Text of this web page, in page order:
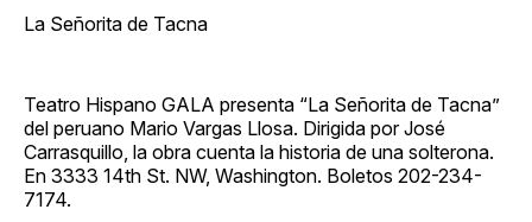
La Señorita de Tacna
Teatro Hispano GALA presenta “La Señorita de Tacna”
del peruano Mario Vargas Llosa. Dirigida por José
Carrasquillo, la obra cuenta la historia de una solterona.
En 3333 14th St. NW, Washington. Boletos 202-234-
7174.